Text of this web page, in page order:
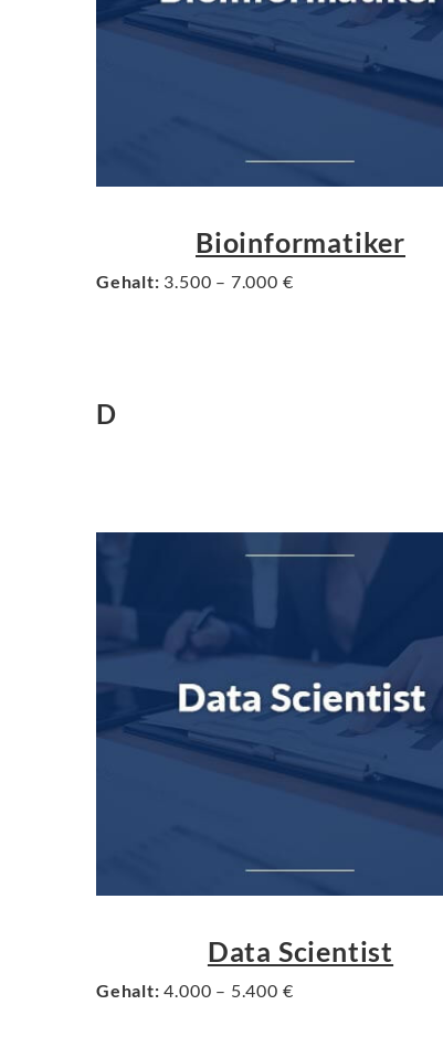
Bioinformatiker
Gehalt: 3.500 – 7.000 €
D
Data Scientist
Gehalt: 4.000 – 5.400 €